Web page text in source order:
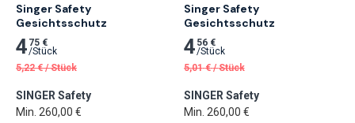
Singer Safety
Gesichtsschutz
4 75 €
/Stück
5,22 € /Stück
SINGER Safety
Min. 260,00 €
Singer Safety
Gesichtsschutz
4 56 €
/Stück
5,01 € /Stück
SINGER Safety
Min. 260,00 €